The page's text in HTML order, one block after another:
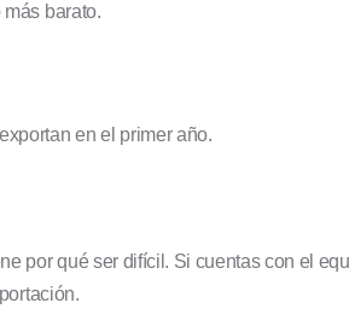
barato.
en el primer año.
por qué ser difícil. Si cuentas con el